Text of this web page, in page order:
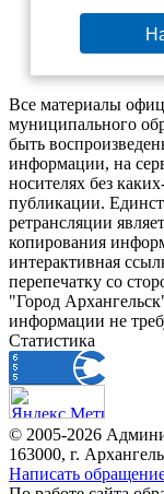
Все материалы
муниципального
быть
информации, на
носителях без
публикации.
ретрансляции
копирования
интерактивная
перепечатку со
"Город
информации не
Статистика
© 2005-2026
163000, г.
Написать